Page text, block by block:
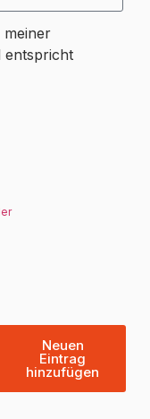
meiner
entspricht
Neuen
Eintrag
hinzufügen